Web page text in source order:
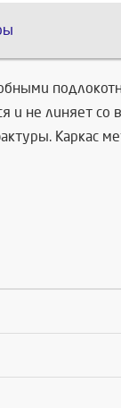
и не линяет
Каркас